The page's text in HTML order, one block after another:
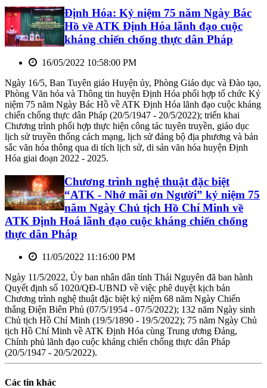
Định Hóa: Kỷ niệm 75 năm Ngày Bác
Hồ về ATK Định Hóa lãnh đạo cuộc
kháng chiến chống thực dân Pháp
16/05/2022 10:58:00 PM
Ngày 16/5, Ban Tuyên giáo Huyện ủy, Phòng Giáo dục và Đào tạo,
Phòng Văn hóa và Thông tin huyện Định Hóa phối hợp tổ chức Kỷ
niệm 75 năm Ngày Bác Hồ về ATK Định Hóa lãnh đạo cuộc kháng
chiến chống thực dân Pháp (20/5/1947 - 20/5/2022); triển khai
Chương trình phối hợp thực hiện công tác tuyên truyền, giáo dục
lịch sử truyền thống cách mạng, lịch sử đảng bộ địa phương và bản
sắc văn hóa thông qua di tích lịch sử, di sản văn hóa huyện Định
Hóa giai đoạn 2022 - 2025.
Chương trình nghệ thuật đặc biệt
“ATK - Nhớ mãi ơn Người” kỷ niệm 75
năm Ngày Chủ tịch Hồ Chí Minh về
ATK Định Hoá lãnh đạo cuộc kháng chiến chống
thực dân Pháp
11/05/2022 11:16:00 PM
Ngày 11/5/2022, Ủy ban nhân dân tỉnh Thái Nguyên đã ban hành
Quyết định số 1020/QĐ-UBND về việc phê duyệt kịch bản
Chương trình nghệ thuật đặc biệt kỷ niệm 68 năm Ngày Chiến
thắng Điện Biên Phủ (07/5/1954 - 07/5/2022); 132 năm Ngày sinh
Chủ tịch Hồ Chí Minh (19/5/1890 - 19/5/2022); 75 năm Ngày Chủ
tịch Hồ Chí Minh về ATK Định Hóa cùng Trung ương Đảng,
Chính phủ lãnh đạo cuộc kháng chiến chống thực dân Pháp
(20/5/1947 - 20/5/2022).
Các tin khác